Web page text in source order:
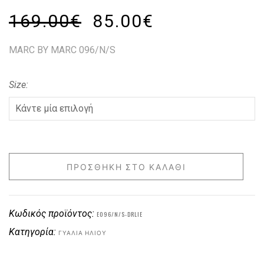
169.00€ 85.00€
MARC BY MARC 096/N/S
Size
ΠΡΟΣΘΉΚΗ ΣΤΟ ΚΑΛΆΘΙ
Κωδικός προϊόντος: E096/N/S-DRLIE
Κατηγορία: ΓΥΑΛΙΆ ΗΛΊΟΥ